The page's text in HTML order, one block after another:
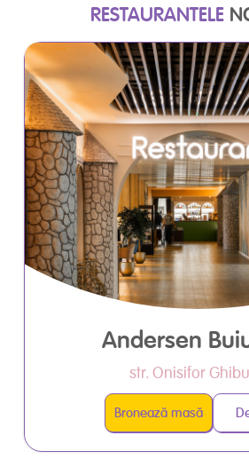
RESTAURANTELE
Andersen
str. Onisifor
Bronează masă